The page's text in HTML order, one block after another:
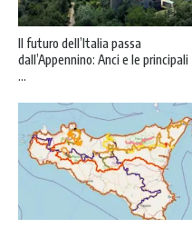
Il futuro dell’Italia passa
dall’Appennino: Anci e le principali
...